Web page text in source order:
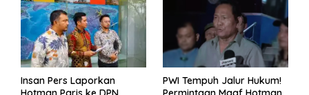
Insan Pers Laporkan
PWI Tempuh Jalur Hukum!